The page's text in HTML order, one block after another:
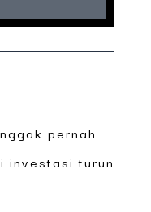
pernah
investasi turun